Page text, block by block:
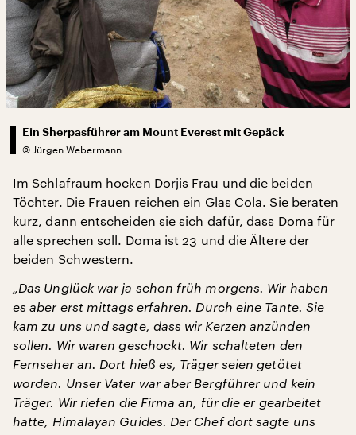
Ein Sherpasführer am Mount Everest mit Gepäck
© Jürgen Webermann
Im Schlafraum hocken Dorjis Frau und die beiden
Töchter. Die Frauen reichen ein Glas Cola. Sie beraten
kurz, dann entscheiden sie sich dafür, dass Doma für
alle sprechen soll. Doma ist 23 und die Ältere der
beiden Schwestern.
„Das Unglück war ja schon früh morgens. Wir haben
es aber erst mittags erfahren. Durch eine Tante. Sie
kam zu uns und sagte, dass wir Kerzen anzünden
sollen. Wir waren geschockt. Wir schalteten den
Fernseher an. Dort hieß es, Träger seien getötet
worden. Unser Vater war aber Bergführer und kein
Träger. Wir riefen die Firma an, für die er gearbeitet
hatte, Himalayan Guides. Der Chef dort sagte uns